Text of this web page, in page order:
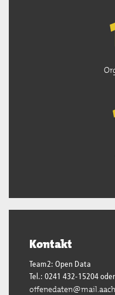
Kontakt
Team2: Open Data
Tel.: 0241 432-15204